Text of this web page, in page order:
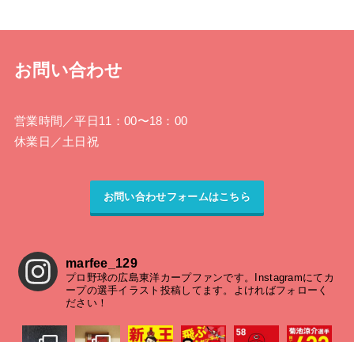
お問い合わせ
営業時間 ／平日11：00〜18：00
休業日 ／土日祝
お問い合わせフォームはこちら
marfee_129
プロ野球の広島東洋カープファンです。Instagramにてカ
ープの選手イラスト投稿してます。よければフォローく
ださい！